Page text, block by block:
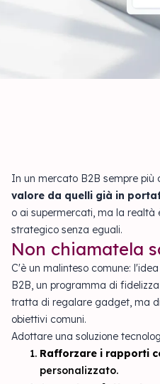
In un mercato B2B sempre più
valore da quelli già in
o ai supermercati, ma la realtà
strategico senza eguali.
Non chiamatela
C'è un malinteso comune:
B2B, un programma di
tratta di regalare gadget, ma
obiettivi comuni.
Adottare una soluzione
Rafforzare i rapporti
personalizzato.